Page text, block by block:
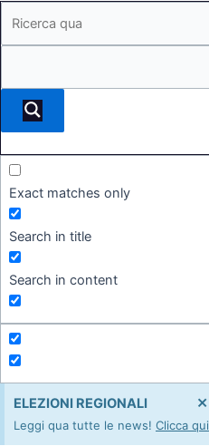
Exact matches only
Search in title
Search in content
ELEZIONI REGIONALI
Leggi qua tutte le news! Clicca qui
×